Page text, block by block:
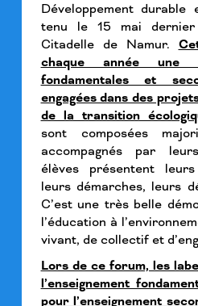
Développement durable
tenu le 15 mai
Citadelle de Namur.
chaque année une
fondamentales et
engagées dans des
de la transition
sont composées
accompagnés par
élèves présentent
leurs démarches, leurs
C’est une très belle
l’éducation à
vivant, de collectif et
Lors de ce forum, les
l’enseignement
pour l’enseignement